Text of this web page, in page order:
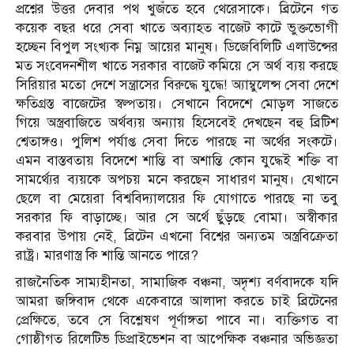
প্রশ্নের উত্তর দেবার পথ খুজঁতে হবে থেরেসাকে। ব্রিটেনে গত
কয়েক বছর ধরে সেবা খাতে অব্যাহত বাজেট কাটে ভুক্তভোগী
হচ্ছেন বিপুল সংখ্যক নিম্ন আয়ের মানুষ। ডিজেবিলিটি এলাউন্সের
মত সংবেদনশীল খাতে সরকার বাজেট কমিয়ে সে অর্থ ব্যয় করছে
সিরিয়ার মতো দেশে সন্ত্রাসের বিরুদ্ধে যুদ্ধে! অ্যাম্বুলেন্স সেবা দেশে
ক্ষতিগ্রস্ত বাজেটের স্বল্পতায়। সেখানে বিদেশে মোড়ল সাজতে
গিয়ে অস্ত্রবাজিতে অর্থব্যয় অন্যায় হিসেবেই দেখছেন বহু ব্রিটিশ
শ্বেতাঙ্গও। পুলিশ পর্যাপ্ত সেবা দিতে পারছে না অর্থের সংকটে।
এমন বাস্তবতায় বিদেশে শান্তি বা অশান্তি কোন যুদ্ধেই শক্তি বা
সামর্থ্যের ব্যয়কে অপচয় মনে করছেন সাধারণ মানুষ। যেখানে
ছেলে বা মেয়েরা বিশ্ববিদ্যালয়ের ফি যোগাতে পারছে না তবু
সরকার ফি বাড়াচ্ছে। আর সে অর্থে ছুঁড়ছে বোমা। অস্বীকার
করবার উপায় নেই, ব্রিটেন এখনো বিশ্বের অন্যতম অস্ত্রবিক্রেতা
রাষ্ট্র। মারণাস্ত্র কি শান্তি আনতে পারে?
রাজনৈতিক সাম্যহীনতা, সামাজিক বঞ্চনা, অদৃশ্য বর্ণবাদকে যদি
আমরা জঙ্গিবাদ থেকে একেবারে আলাদা করতে চাই ব্রিটেনের
প্রেক্ষিতে, তবে সে বিশ্লেষণ পূর্ণাঙ্গতা পাবে না। ব্যক্তিগত বা
গোষ্ঠীগত রিলেটিভ ডিপ্রাইভেশন বা আপেক্ষিক বঞ্চনার অভিজ্ঞতা